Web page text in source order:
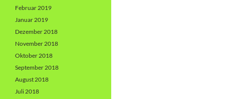
Februar 2019
Januar 2019
Dezember 2018
November 2018
Oktober 2018
September 2018
August 2018
Juli 2018